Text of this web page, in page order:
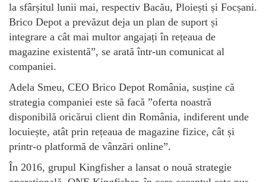
la sfârșitul lunii mai, respectiv Bacău, Ploiești și Focșani.
Brico Depot a prevăzut deja un plan de suport și
integrare a cât mai multor angajați în rețeaua de
magazine existentă”, se arată într-un comunicat al
companiei.
Adela Smeu, CEO Brico Depot România, susține că
strategia companiei este să facă ”oferta noastră
disponibilă oricărui client din România, indiferent unde
locuiește, atât prin rețeaua de magazine fizice, cât și
printr-o platformă de vânzări online”.
În 2016, grupul Kingfisher a lansat o nouă strategie